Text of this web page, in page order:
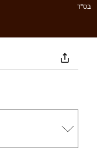
בס''ד